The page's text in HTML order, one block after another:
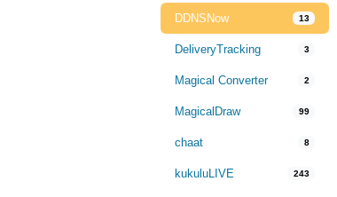
DDNSNow 13
DeliveryTracking 3
Magical Converter 2
MagicalDraw 99
chaat 8
kukuluLIVE 243